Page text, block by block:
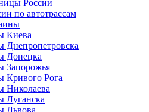
России
по автотрассам
Киева
Днепропетровска
Донецка
Запорожья
Кривого Рога
Николаева
Луганска
Львова